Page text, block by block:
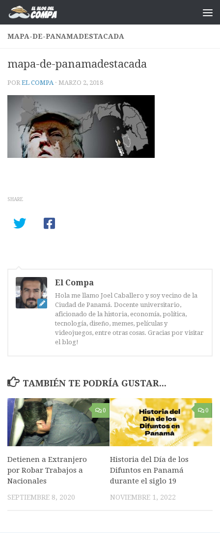
Saltar al contenido
MAPA-DE-PANAMADESTACADA
mapa-de-panamadestacada
POR EL COMPA · MARZO 2, 2018
SHARE
El Compa
Hola me llamo Joel Caballero y soy vecino de la
Ciudad de Panamá. Docente universitario,
aficionado de la historia, economía, política,
tecnología, diseño, memes, películas y
videojuegos, entre otras cosas. Gracias por visitar
el blog!
TAMBIÉN TE PODRÍA GUSTAR...
0
Detienen a Extranjero
por Robar Trabajos a
Nacionales
SEPTIEMBRE 8, 2020
0
Historia del Día de los
Difuntos en Panamá
durante el siglo 19
NOVIEMBRE 1, 2022